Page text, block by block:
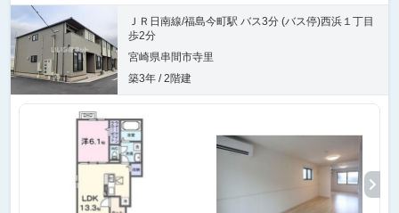
ＪＲ日南線/福島今町駅 バス3分 (バス停)西浜１丁目
歩2分
宮崎県串間市寺里
築3年 / 2階建